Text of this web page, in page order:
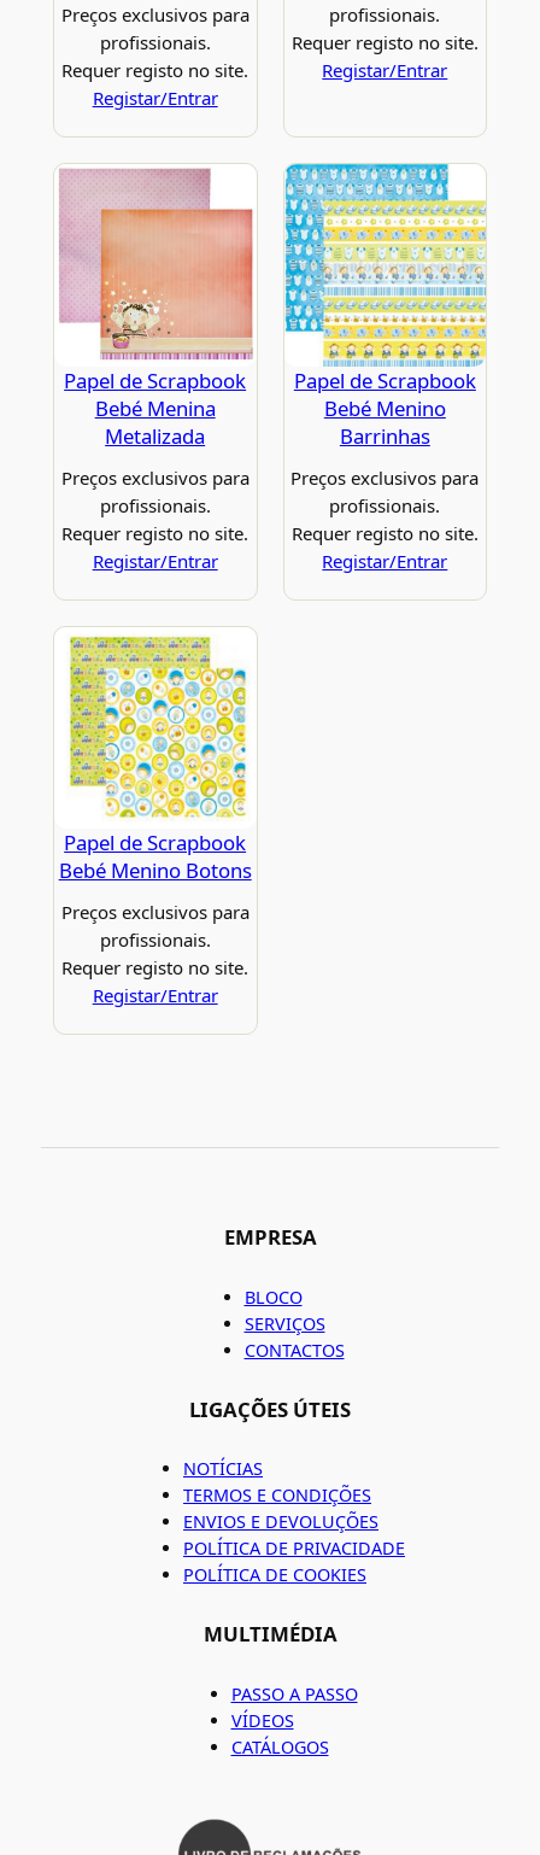
Preços exclusivos para
profissionais.
Requer registo no site.
Registar/Entrar
profissionais.
Requer registo no site.
Registar/Entrar
Papel de Scrapbook
Bebé Menina
Metalizada
Preços exclusivos para
profissionais.
Requer registo no site.
Registar/Entrar
Papel de Scrapbook
Bebé Menino
Barrinhas
Preços exclusivos para
profissionais.
Requer registo no site.
Registar/Entrar
Papel de Scrapbook
Bebé Menino Botons
Preços exclusivos para
profissionais.
Requer registo no site.
Registar/Entrar
EMPRESA
BLOCO
SERVIÇOS
CONTACTOS
LIGAÇÕES ÚTEIS
NOTÍCIAS
TERMOS E CONDIÇÕES
ENVIOS E DEVOLUÇÕES
POLÍTICA DE PRIVACIDADE
POLÍTICA DE COOKIES
MULTIMÉDIA
PASSO A PASSO
VÍDEOS
CATÁLOGOS